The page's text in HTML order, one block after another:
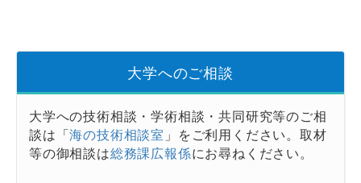
大学へのご相談
大学への技術相談・学術相談・共同研究等のご相
談は「海の技術相談室 」をご利用ください。取材
等の御相談は総務課広報係にお尋ねください。